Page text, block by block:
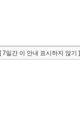
[ 7일간 이 안내 표시하지 않기 ]